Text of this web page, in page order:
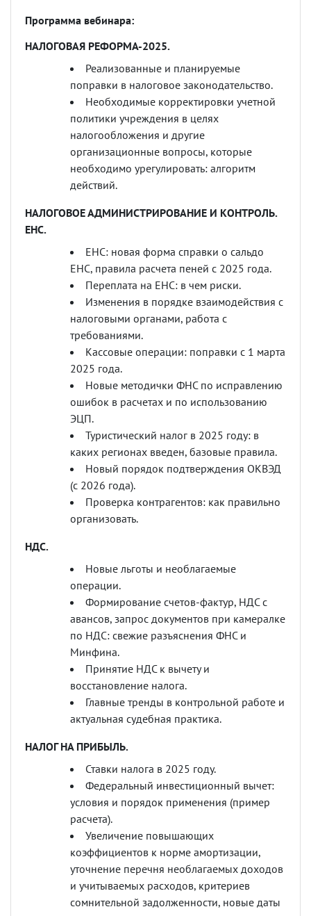
Программа вебинара:
НАЛОГОВАЯ РЕФОРМА-2025.
Реализованные и планируемые
поправки в налоговое законодательство.
Необходимые корректировки учетной
политики учреждения в целях
налогообложения и другие
организационные вопросы, которые
необходимо урегулировать: алгоритм
действий.
НАЛОГОВОЕ АДМИНИСТРИРОВАНИЕ И КОНТРОЛЬ.
ЕНС.
ЕНС: новая форма справки о сальдо
ЕНС, правила расчета пеней с 2025 года.
Переплата на ЕНС: в чем риски.
Изменения в порядке взаимодействия с
налоговыми органами, работа с
требованиями.
Кассовые операции: поправки с 1 марта
2025 года.
Новые методички ФНС по исправлению
ошибок в расчетах и по использованию
ЭЦП.
Туристический налог в 2025 году: в
каких регионах введен, базовые правила.
Новый порядок подтверждения ОКВЭД
(с 2026 года).
Проверка контрагентов: как правильно
организовать.
НДС.
Новые льготы и необлагаемые
операции.
Формирование счетов-фактур, НДС с
авансов, запрос документов при камералке
по НДС: свежие разъяснения ФНС и
Минфина.
Принятие НДС к вычету и
восстановление налога.
Главные тренды в контрольной работе и
актуальная судебная практика.
НАЛОГ НА ПРИБЫЛЬ.
Ставки налога в 2025 году.
Федеральный инвестиционный вычет:
условия и порядок применения (пример
расчета).
Увеличение повышающих
коэффициентов к норме амортизации,
уточнение перечня необлагаемых доходов
и учитываемых расходов, критериев
сомнительной задолженности, новые даты